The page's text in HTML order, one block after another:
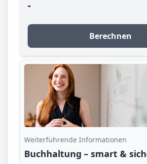
-
Berechnen
Weiterführende Informationen
Buchhaltung – smart &